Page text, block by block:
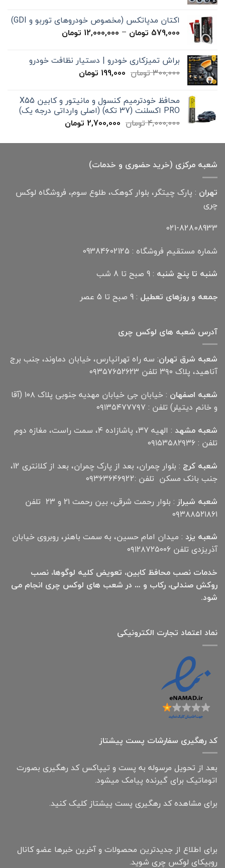
تا
20,000 تومان
اکتان مدپاتکس (مخصوص خودروهای توربو و GDI)
579,000 تومان –
12,000,000 تومان
تا
براش تمیزکاری خودرو | دستیار نظافت خودرو
300,000تومان قیمت
بود.
199,000 تومانقیمت
199,000 تومان
است. محافظ خودترمیم کنسول و مانیتور و کابین X55
PRO اکسلنت (37 تکه) (اصلی وارداتی درجه یک)
4,000,000تومان قیمت
4,000,000 تومان
2,700,000 تومانقیمت
2,700,000 تومان
شعبه مرکزی (خرید حضوری و خدمات)
تهران : پارک چیتگر، بلوار کوهک، طلوع سوم، فروشگاه لوکس
چری
021-82808933
شماره مستقیم فروشگاه : 09384602125
شنبه تا پنج شنبه : 9 صبح تا 8 شب
جمعه و روزهای تعطیل : 9 صبح تا 5 عصر
آدرس شعبه های لوکس چری
شعبه شرق تهران: سه راه تهرانپارس، خیابان دماوند، جنب برج
آناهید، پلاک ۳۹۰ تلفن ۰۹۳۵۷۶۵۲۶۲۳
شعبه اصفهان
: خیابان جی خیابان مهدیه جنوبی پلاک ۱۰۸ (آقا
و خانم دیتیلر) تلفن : ۰۹۱۳۵۴۷۷۷۹۷
شعبه مشهد
: الهیه ۳۷، پاشازاده ۴، سمت راست، مغازه دوم
تلفن : ۰۹۱۵۳۵۸۲۹۳۶
شعبه کرج
: بلوار چمران، بعد از پارک چمران، بعد از کلانتری 12،
جنب بانک مسکن تلفن :۰۹۳۶۳۶۴۶۹22
شعبه شیراز
: بلوار رحمت شرقی، بین رحمت ۲۱ و ۲۳ تلفن
۰۹۳۸۸۵۲۱۸۶۱
شعبه یزد : میدان امام حسین، به سمت باهنر، روبروی خیابان
آذریزدی تلفن ۰۹۱۲۸۷۲۵۰۰۶
خدمات نصب محافظ کابین، تعویض کلیه لوگوها، نصب
روکش صندلی، رکاب و … در شعب های لوکس چری انجام می
شود.
نماد اعتماد تجارت الكترونیكی
کد رهگیری سفارشات پست پیشتاز
بعد از تحویل مرسوله به پست و تیپاکس کد رهگیری بصورت
اتوماتیک برای گیرنده پیامک میشود.
برای مشاهده کد رهگیری پست پیشتاز کلیک کنید.
برای اطلاع از جدیدترین محصولات و آخرین خبرها عضو کانال
روبیکای لوکس چری شوید.